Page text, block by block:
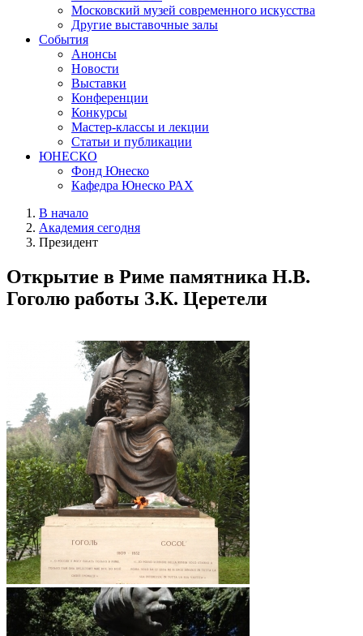
Московский музей современного искусства
Другие выставочные залы
События
Анонсы
Новости
Выставки
Конференции
Конкурсы
Мастер-классы и лекции
Статьи и публикации
ЮНЕСКО
Фонд Юнеско
Кафедра Юнеско РАХ
В начало
Академия сегодня
Президент
Открытие в Риме памятника Н.В.
Гоголю работы З.К. Церетели